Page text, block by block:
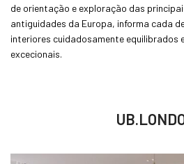
de orientação e exploração das
antiguidades da Europa, informa cada
interiores cuidadosamente equilibrados
excecionais.